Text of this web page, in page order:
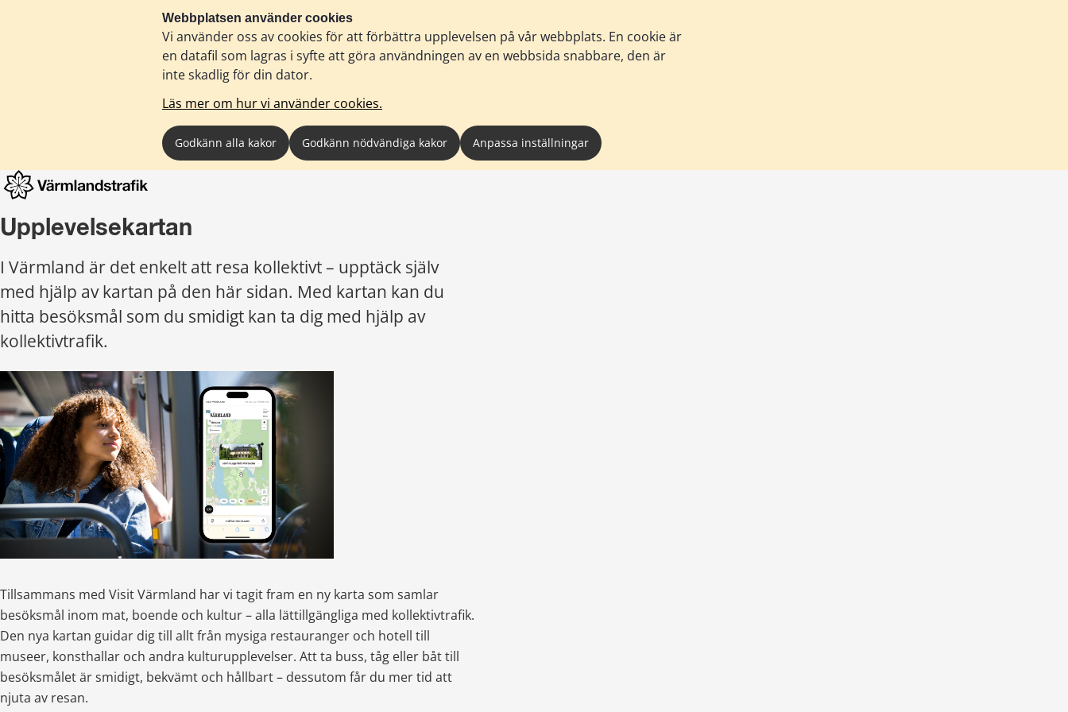
Webbplatsen använder cookies
Vi använder oss av cookies för att förbättra upplevelsen på vår webbplats. En cookie är
en datafil som lagras i syfte att göra användningen av en webbsida snabbare, den är
inte skadlig för din dator.
Läs mer om hur vi använder cookies.
Godkänn alla kakor Godkänn nödvändiga kakor Anpassa inställningar
Upplevelsekartan
I Värmland är det enkelt att resa kollektivt – upptäck själv
med hjälp av kartan på den här sidan. Med kartan kan du
hitta besöksmål som du smidigt kan ta dig med hjälp av
kollektivtrafik.
Tillsammans med Visit Värmland har vi tagit fram en ny karta som samlar
besöksmål inom mat, boende och kultur – alla lättillgängliga med kollektivtrafik.
Den nya kartan guidar dig till allt från mysiga restauranger och hotell till
museer, konsthallar och andra kulturupplevelser. Att ta buss, tåg eller båt till
besöksmålet är smidigt, bekvämt och hållbart – dessutom får du mer tid att
njuta av resan.